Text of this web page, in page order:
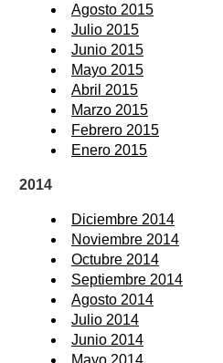
Agosto 2015
Julio 2015
Junio 2015
Mayo 2015
Abril 2015
Marzo 2015
Febrero 2015
Enero 2015
2014
Diciembre 2014
Noviembre 2014
Octubre 2014
Septiembre 2014
Agosto 2014
Julio 2014
Junio 2014
Mayo 2014